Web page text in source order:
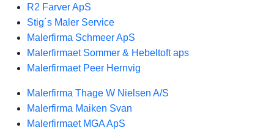
R2 Farver ApS
Stig´s Maler Service
Malerfirma Schmeer ApS
Malerfirmaet Sommer & Hebeltoft aps
Malerfirmaet Peer Hernvig
Malerfirma Thage W Nielsen A/S
Malerfirma Maiken Svan
Malerfirmaet MGA ApS